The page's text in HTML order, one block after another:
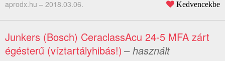
aprodx.hu – 2018.03.06. Kedvencekbe
Junkers (Bosch) CeraclassAcu 24-5 MFA zárt
égésterű (víztartályhibás!) – használt